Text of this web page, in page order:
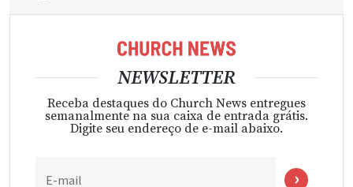
NEWSLETTER
Receba destaques do Church News entregues
semanalmente na sua caixa de entrada grátis.
Digite seu endereço de e-mail abaixo.
E-mail